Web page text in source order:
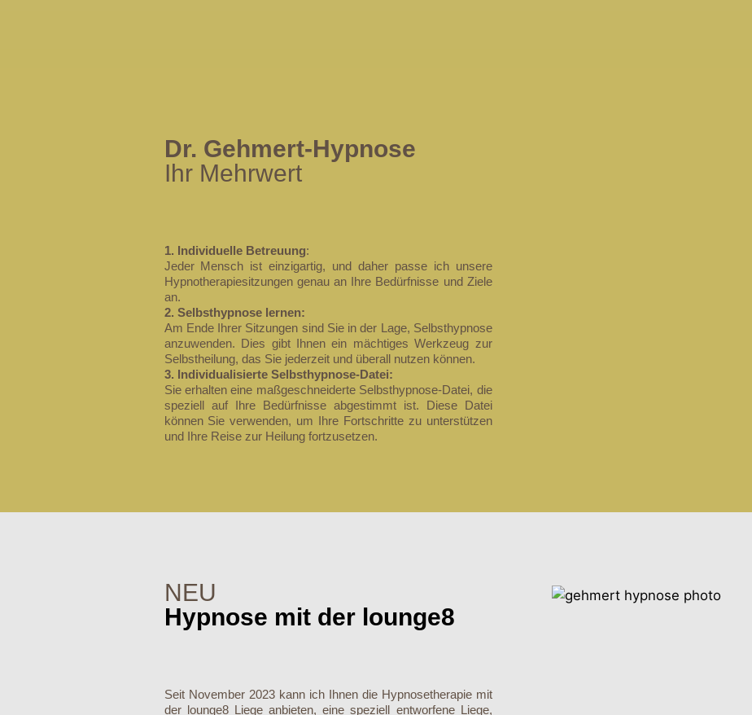
Dr. Gehmert-Hypnose
Ihr Mehrwert
1. Individuelle Betreuung:
Jeder Mensch ist einzigartig, und daher passe ich unsere
Hypnotherapiesitzungen genau an Ihre Bedürfnisse und Ziele
an.
2. Selbsthypnose lernen:
Am Ende Ihrer Sitzungen sind Sie in der Lage, Selbsthypnose
anzuwenden. Dies gibt Ihnen ein mächtiges Werkzeug zur
Selbstheilung, das Sie jederzeit und überall nutzen können.
3. Individualisierte Selbsthypnose-Datei:
Sie erhalten eine maßgeschneiderte Selbsthypnose-Datei, die
speziell auf Ihre Bedürfnisse abgestimmt ist. Diese Datei
können Sie verwenden, um Ihre Fortschritte zu unterstützen
und Ihre Reise zur Heilung fortzusetzen.
NEU
Hypnose mit der lounge8
Seit November 2023 kann ich Ihnen die Hypnosetherapie mit
der lounge8 Liege anbieten, eine speziell entworfene Liege,